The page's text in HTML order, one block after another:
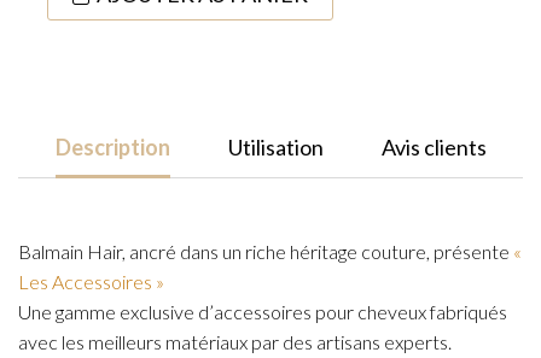
Description Utilisation Avis clients
Balmain Hair, ancré dans un riche héritage couture, présente «
Les Accessoires »
Une gamme exclusive d’accessoires pour cheveux fabriqués
avec les meilleurs matériaux par des artisans experts.